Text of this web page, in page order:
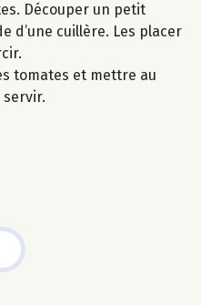
Découper un petit
d’une cuillère. Les placer
tomates et mettre au
servir.